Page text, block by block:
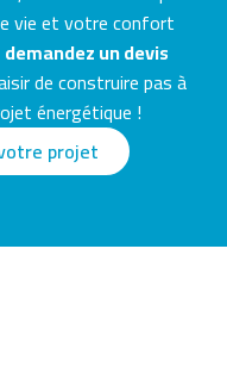
vie et votre confort
demandez un devis
de construire pas à
énergétique !
projet